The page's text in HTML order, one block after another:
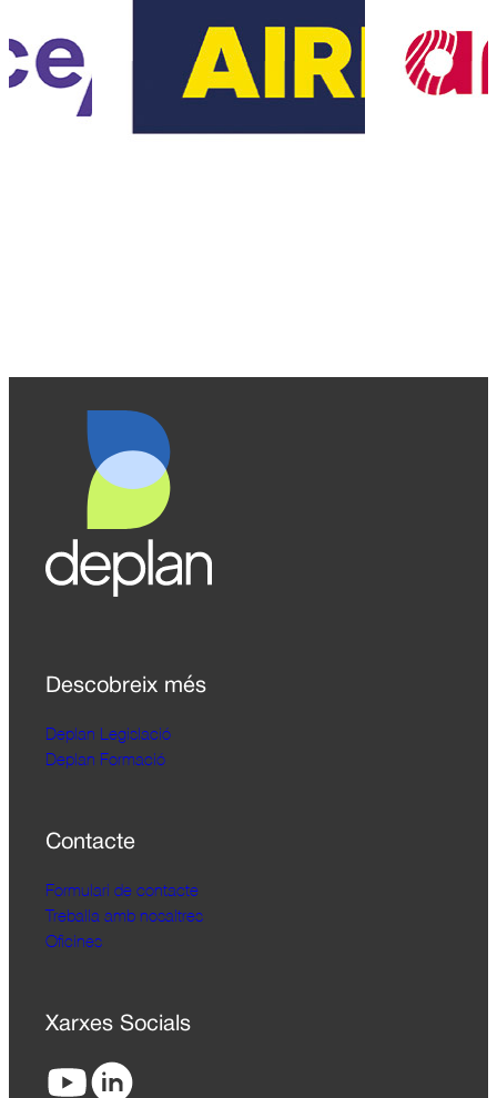
Descobreix més
Deplan Legislació
Deplan Formació
Contacte
Formulari de contacte
Treballa amb nosaltres
Oficines
Xarxes Socials